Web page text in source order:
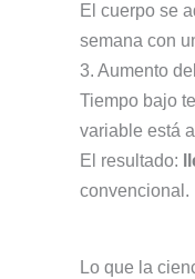
El cuerpo se
semana con
3. Aumento
Tiempo bajo
variable está
El resultado:
convencional.
Lo que la